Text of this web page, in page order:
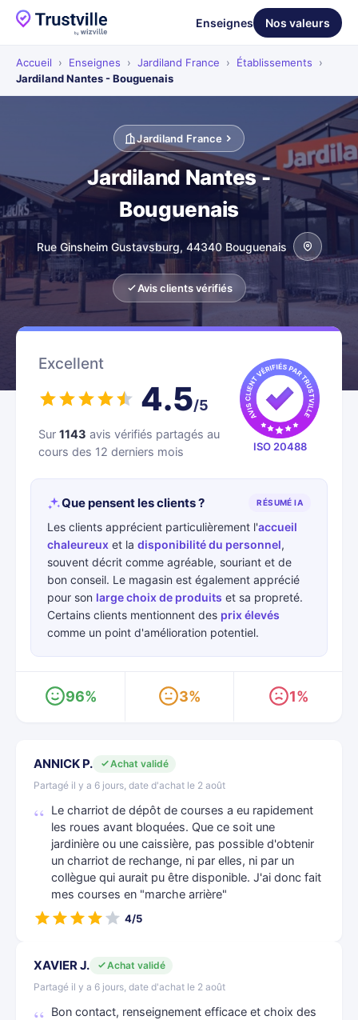
Enseignes Nos valeurs
Accueil › Enseignes › Jardiland France › Établissements
›
Jardiland Nantes - Bouguenais
Jardiland France
Jardiland Nantes -
Bouguenais
Rue Ginsheim Gustavsburg, 44340 Bouguenais
Avis clients vérifiés
Excellent
4.5/5
Sur 1143 avis vérifiés partagés au
cours des 12 derniers mois
ISO 20488
Que pensent les clients ? RÉSUMÉ IA
Les clients apprécient particulièrement l'accueil
chaleureux et la disponibilité du personnel,
souvent décrit comme agréable, souriant et de
bon conseil. Le magasin est également apprécié
pour son large choix de produits et sa propreté.
Certains clients mentionnent des prix élevés
comme un point d'amélioration potentiel.
96% 3% 1%
ANNICK P.
Achat validé
Partagé il y a 6 jours, date d'achat le 2 août
Le charriot de dépôt de courses a eu rapidement
les roues avant bloquées. Que ce soit une
jardinière ou une caissière, pas possible d'obtenir
un charriot de rechange, ni par elles, ni par un
collègue qui aurait pu être disponible. J'ai donc fait
mes courses en "marche arrière"
4/5
XAVIER J.
Achat validé
Partagé il y a 6 jours, date d'achat le 2 août
Bon contact, renseignement efficace et choix des